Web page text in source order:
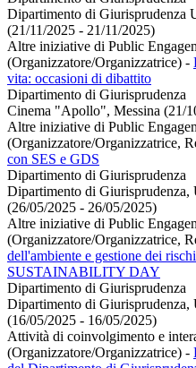
Dipartimento di Giurisprudenza
(21/11/2025 - 21/11/2025)
Altre iniziative di Public
(Organizzatore/Organizzatrice) -
vita: occasioni di dibattito
Dipartimento di Giurisprudenza
Cinema "Apollo", Messina (21/
Altre iniziative di Public
(Organizzatore/Organizzatrice,
con SES e GDS
Dipartimento di Giurisprudenza
Dipartimento di Giurisprudenza,
(26/05/2025 - 26/05/2025)
Altre iniziative di Public
(Organizzatore/Organizzatrice,
dell'ambiente e gestione dei
SUSTAINABILITY DAY
Dipartimento di Giurisprudenza
Dipartimento di Giurisprudenza,
(16/05/2025 - 16/05/2025)
Attività di coinvolgimento e
(Organizzatore/Organizzatrice) -